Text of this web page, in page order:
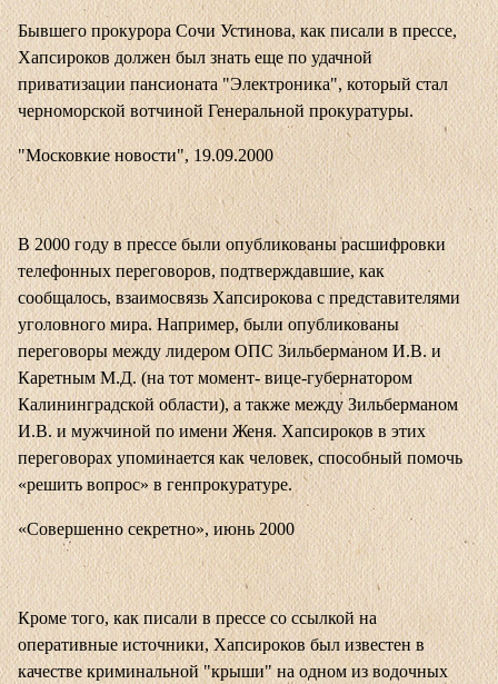
Бывшего прокурора Сочи Устинова, как писали в прессе,
Хапсироков должен был знать еще по удачной
приватизации пансионата "Электроника", который стал
черноморской вотчиной Генеральной прокуратуры.
"Московкие новости", 19.09.2000
В 2000 году в прессе были опубликованы расшифровки
телефонных переговоров, подтверждавшие, как
сообщалось, взаимосвязь Хапсирокова с представителями
уголовного мира. Например, были опубликованы
переговоры между лидером ОПС Зильберманом И.В. и
Каретным М.Д. (на тот момент- вице-губернатором
Калининградской области), а также между Зильберманом
И.В. и мужчиной по имени Женя. Хапсироков в этих
переговорах упоминается как человек, способный помочь
«решить вопрос» в генпрокуратуре.
«Совершенно секретно», июнь 2000
Кроме того, как писали в прессе со ссылкой на
оперативные источники, Хапсироков был известен в
качестве криминальной "крыши" на одном из водочных